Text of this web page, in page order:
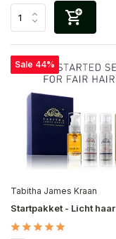
Sale 44%
Tabitha James Kraan
Startpakket - Licht haar